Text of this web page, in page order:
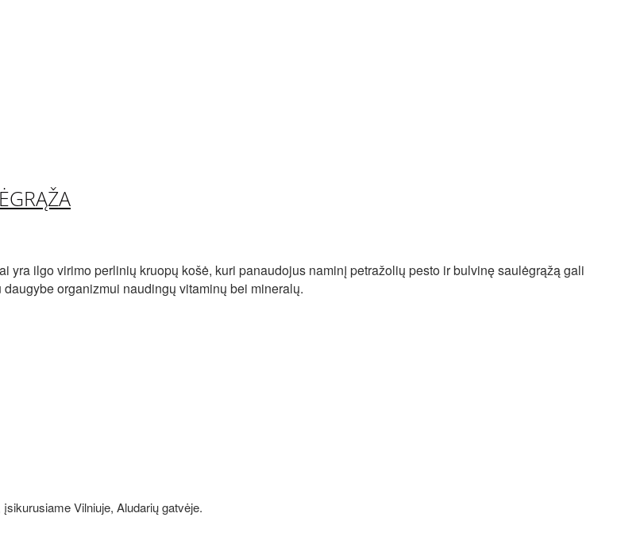
yra ilgo virimo perlinių kruopų košė, kuri panaudojus naminį petražolių pesto ir bulvinę saulėgrąžą gali
organizmui naudingų vitaminų bei mineralų.
Vilniuje, Aludarių gatvėje.